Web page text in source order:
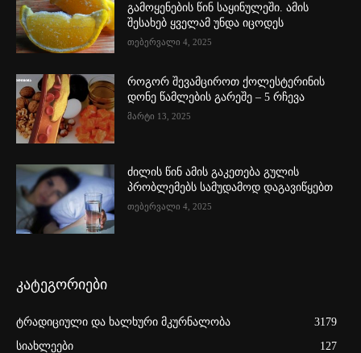
გამოყენების წინ საყინულეში. ამის
შესახებ ყველამ უნდა იცოდეს
თებერვალი 4, 2025
როგორ შევამციროთ ქოლესტერინის
დონე წამლების გარეშე – 5 რჩევა
მარტი 13, 2025
ძილის წინ ამის გაკეთება გულის
პრობლემებს სამუდამოდ დაგავიწყებთ
თებერვალი 4, 2025
კატეგორიები
ტრადიციული და ხალხური მკურნალობა
3179
სიახლეები
127